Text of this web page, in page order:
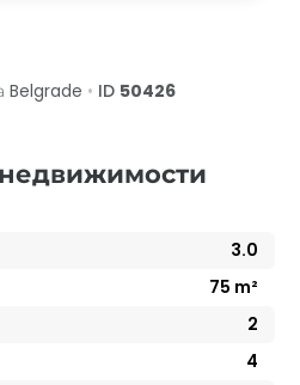
Belgrade • ID 50426
3.0
75 m²
2
4